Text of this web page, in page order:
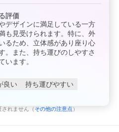
評価
デザインに満足している一方
も見受けられます。特に、外
るため、立体感があり座り心
。また、持ち運びのしやすさ
います。
良い
持ち運びやすい
れません（ その他の注意点 ）